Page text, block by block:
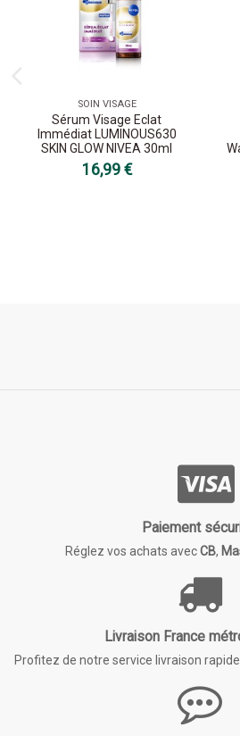
SOIN VISAGE
Sérum Visage Eclat
Immédiat LUMINOUS630
SKIN GLOW NIVEA 30ml
16,99 €
Paiement
Réglez vos achats avecCB,
Livraison France
Profitez de notre service livraison